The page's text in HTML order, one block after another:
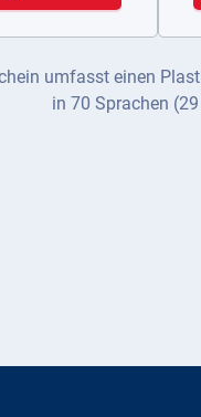
umfasst einen
in 70 Sprachen